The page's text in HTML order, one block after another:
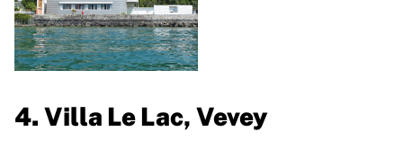
4. Villa Le Lac, Vevey